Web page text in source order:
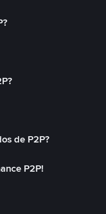
de P2P?
P2P!